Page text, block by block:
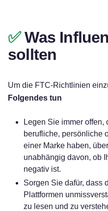
✅Was
sollten
Um die FTC-Richtlinien
Folgendes tun
Legen Sie immer
berufliche, persönliche
einer Marke haben,
unabhängig davon, ob
negativ ist.
Sorgen Sie dafür, dass
Plattformen
zu lesen und zu